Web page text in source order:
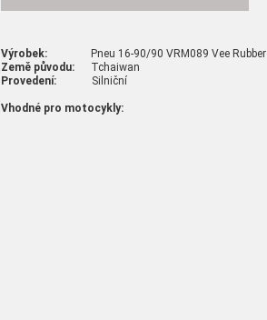
Výrobek: Pneu 16-90/90 VRM089 Vee Rubber
Země původu: Tchaiwan
Provedení: Silniční
Vhodné pro motocykly: